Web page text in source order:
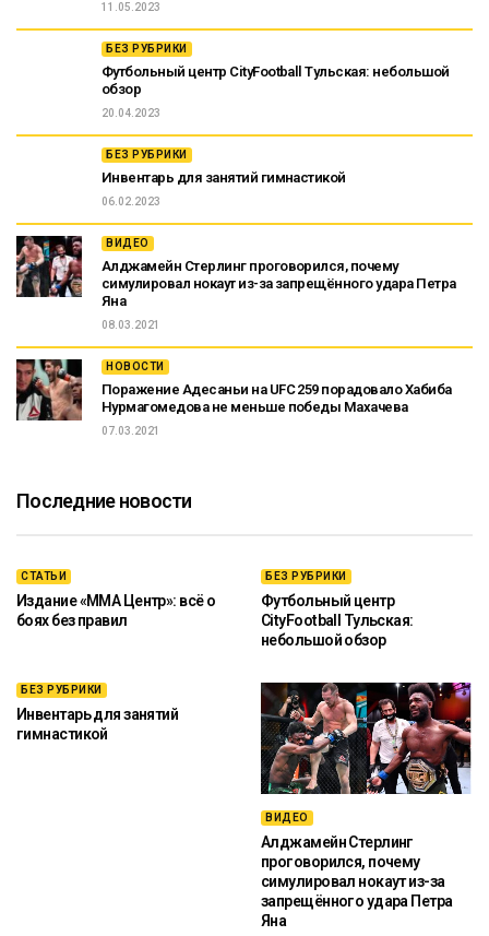
11.05.2023
БЕЗ РУБРИКИ
Футбольный центр CityFootball Тульская: небольшой
обзор
20.04.2023
БЕЗ РУБРИКИ
Инвентарь для занятий гимнастикой
06.02.2023
ВИДЕО
Алджамейн Стерлинг проговорился, почему
симулировал нокаут из-за запрещённого удара Петра
Яна
08.03.2021
НОВОСТИ
Поражение Адесаньи на UFC 259 порадовало Хабиба
Нурмагомедова не меньше победы Махачева
07.03.2021
Последние новости
СТАТЬИ
Издание «ММА Центр»: всё о
боях без правил
БЕЗ РУБРИКИ
Футбольный центр
CityFootball Тульская:
небольшой обзор
БЕЗ РУБРИКИ
Инвентарь для занятий
гимнастикой
ВИДЕО
Алджамейн Стерлинг
проговорился, почему
симулировал нокаут из-за
запрещённого удара Петра
Яна